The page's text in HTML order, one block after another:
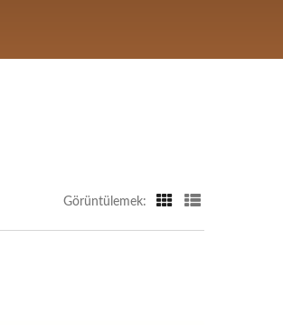
Görüntülemek: